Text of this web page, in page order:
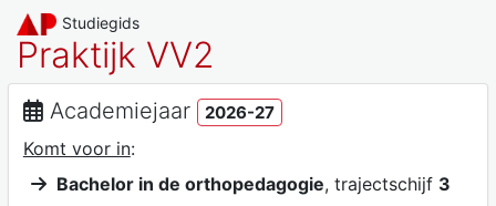
Studiegids
Praktijk VV2
Academiejaar 2026-27
Komt voor in:
Bachelor in de orthopedagogie, trajectschijf 3